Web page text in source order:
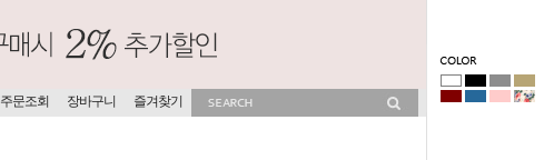
주문조회 장바구니 즐겨찾기